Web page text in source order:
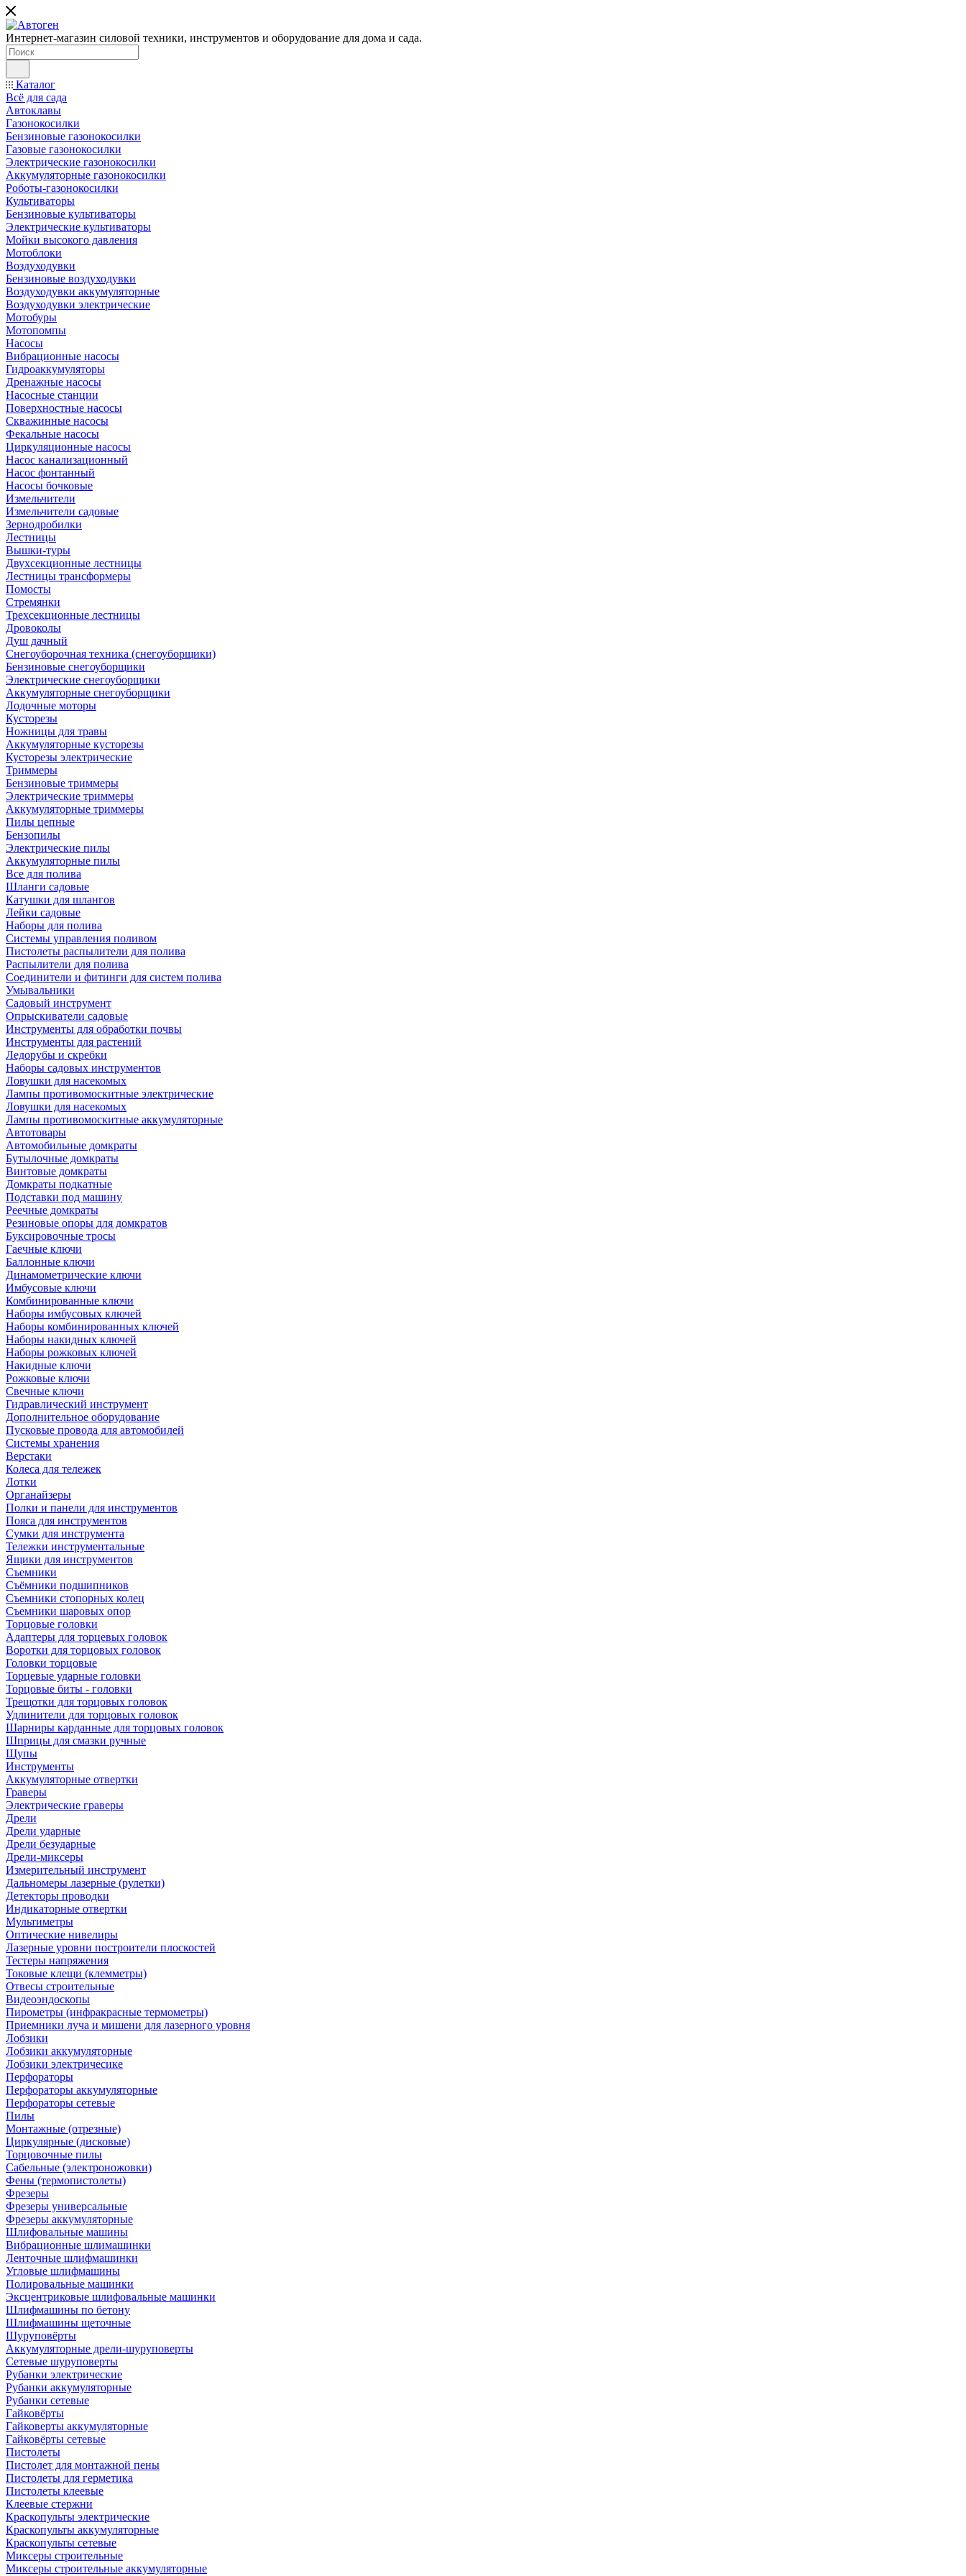
Интернет-магазин силовой техники, инструментов и оборудование для дома и сада.
Каталог
Всё для сада
Автоклавы
Газонокосилки
Бензиновые газонокосилки
Газовые газонокосилки
Электрические газонокосилки
Аккумуляторные газонокосилки
Роботы-газонокосилки
Культиваторы
Бензиновые культиваторы
Электрические культиваторы
Мойки высокого давления
Мотоблоки
Воздуходувки
Бензиновые воздуходувки
Воздуходувки аккумуляторные
Воздуходувки электрические
Мотобуры
Мотопомпы
Насосы
Вибрационные насосы
Гидроаккумуляторы
Дренажные насосы
Насосные станции
Поверхностные насосы
Скважинные насосы
Фекальные насосы
Циркуляционные насосы
Насос канализационный
Насос фонтанный
Насосы бочковые
Измельчители
Измельчители садовые
Зернодробилки
Лестницы
Вышки-туры
Двухсекционные лестницы
Лестницы трансформеры
Помосты
Стремянки
Трехсекционные лестницы
Дровоколы
Душ дачный
Снегоуборочная техника (снегоуборщики)
Бензиновые снегоуборщики
Электрические снегоуборщики
Аккумуляторные снегоуборщики
Лодочные моторы
Кусторезы
Ножницы для травы
Аккумуляторные кусторезы
Кусторезы электрические
Триммеры
Бензиновые триммеры
Электрические триммеры
Аккумуляторные триммеры
Пилы цепные
Бензопилы
Электрические пилы
Аккумуляторные пилы
Все для полива
Шланги садовые
Катушки для шлангов
Лейки садовые
Наборы для полива
Системы управления поливом
Пистолеты распылители для полива
Распылители для полива
Соединители и фитинги для систем полива
Умывальники
Садовый инструмент
Опрыскиватели садовые
Инструменты для обработки почвы
Инструменты для растений
Ледорубы и скребки
Наборы садовых инструментов
Ловушки для насекомых
Лампы противомоскитные электрические
Ловушки для насекомых
Лампы противомоскитные аккумуляторные
Автотовары
Автомобильные домкраты
Бутылочные домкраты
Винтовые домкраты
Домкраты подкатные
Подставки под машину
Реечные домкраты
Резиновые опоры для домкратов
Буксировочные тросы
Гаечные ключи
Баллонные ключи
Динамометрические ключи
Имбусовые ключи
Комбинированные ключи
Наборы имбусовых ключей
Наборы комбинированных ключей
Наборы накидных ключей
Наборы рожковых ключей
Накидные ключи
Рожковые ключи
Свечные ключи
Гидравлический инструмент
Дополнительное оборудование
Пусковые провода для автомобилей
Системы хранения
Верстаки
Колеса для тележек
Лотки
Органайзеры
Полки и панели для инструментов
Пояса для инструментов
Сумки для инструмента
Тележки инструментальные
Ящики для инструментов
Съемники
Съёмники подшипников
Съемники стопорных колец
Съемники шаровых опор
Торцовые головки
Адаптеры для торцевых головок
Воротки для торцовых головок
Головки торцовые
Торцевые ударные головки
Торцовые биты - головки
Трещотки для торцовых головок
Удлинители для торцовых головок
Шарниры карданные для торцовых головок
Шприцы для смазки ручные
Щупы
Инструменты
Аккумуляторные отвертки
Граверы
Электрические граверы
Дрели
Дрели ударные
Дрели безударные
Дрели-миксеры
Измерительный инструмент
Дальномеры лазерные (рулетки)
Детекторы проводки
Индикаторные отвертки
Мультиметры
Оптические нивелиры
Лазерные уровни построители плоскостей
Тестеры напряжения
Токовые клещи (клемметры)
Отвесы строительные
Видеоэндоскопы
Пирометры (инфракрасные термометры)
Приемники луча и мишени для лазерного уровня
Лобзики
Лобзики аккумуляторные
Лобзики электричесике
Перфораторы
Перфораторы аккумуляторные
Перфораторы сетевые
Пилы
Монтажные (отрезные)
Циркулярные (дисковые)
Торцовочные пилы
Сабельные (электроножовки)
Фены (термопистолеты)
Фрезеры
Фрезеры универсальные
Фрезеры аккумуляторные
Шлифовальные машины
Вибрационные шлимашинки
Ленточные шлифмашинки
Угловые шлифмашины
Полировальные машинки
Эксцентриковые шлифовальные машинки
Шлифмашины по бетону
Шлифмашины щеточные
Шуруповёрты
Аккумуляторные дрели-шуруповерты
Сетевые шуруповерты
Рубанки электрические
Рубанки аккумуляторные
Рубанки сетевые
Гайковёрты
Гайковерты аккумуляторные
Гайковёрты сетевые
Пистолеты
Пистолет для монтажной пены
Пистолеты для герметика
Пистолеты клеевые
Клеевые стержни
Краскопульты электрические
Краскопульты аккумуляторные
Краскопульты сетевые
Миксеры строительные
Миксеры строительные аккумуляторные